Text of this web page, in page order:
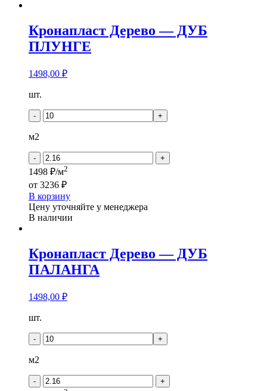
Кронапласт Дерево — ДУБ
ПЛУНГЕ
1498,00 ₽
Количество
Кронапласт
-
ПЛУНГЕ
шт.
- +
м2
- +
1498 ₽/м2
от 3236 ₽
В корзину
Цену уточняйте у менеджера
В наличии
Кронапласт Дерево — ДУБ
ПАЛАНГА
1498,00 ₽
Количество
Кронапласт
-
ПАЛАНГА
шт.
- +
м2
- +